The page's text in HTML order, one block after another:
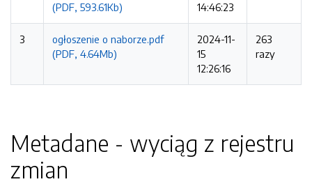
(PDF, 593.61Kb)
14:46:23
3
ogłoszenie o naborze.pdf
(PDF, 4.64Mb)
2024-11-
15
12:26:16
263
razy
Metadane - wyciąg z rejestru
zmian